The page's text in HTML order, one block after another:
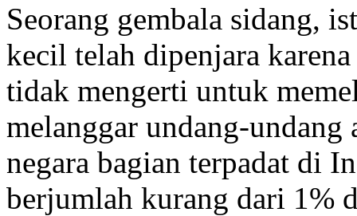
Seorang gembala sidang,
kecil telah dipenjara
tidak mengerti untuk
melanggar undang-
negara bagian terpadat di
berjumlah kurang dari 1%